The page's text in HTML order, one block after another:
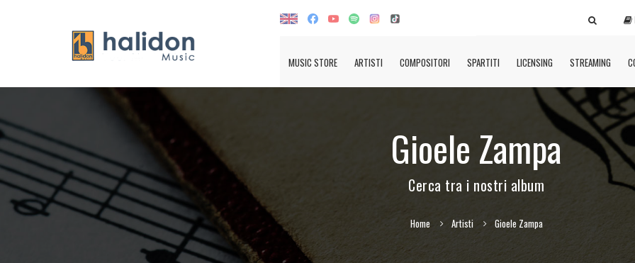
MUSIC STORE ARTISTI COMPOSITORI SPARTITI LICENSING STREAMING
Gioele Zampa
Cerca tra i nostri album
Home Artisti Gioele Zampa